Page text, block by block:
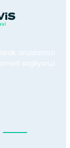
arızalarınızı
sağlıyoruz.